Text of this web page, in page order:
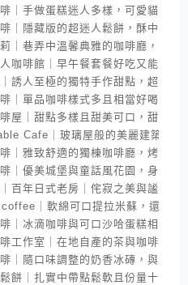
啡｜手做蛋糕迷人多樣，可愛貓貓陪
啡｜隱藏版的超迷人鬆餅，酥中帶軟
莉｜巷弄中溫馨典雅的咖啡廳，陽
人咖啡館｜早午餐套餐好吃又能吃
｜誘人至極的獨特手作甜點，超大
啡｜單品咖啡樣式多且相當好喝，
啡屋｜甜點多樣且甜美可口，甜食
Cafe｜玻璃屋般的美麗建築，
啡｜雅致舒適的獨棟咖啡廳，烤法
啡｜優美城堡與童話風花園，身處如
｜百年日式老房｜侘寂之美與謐靜的
coffee｜軟綿可口提拉米蘇，還有
啡｜冰滴咖啡與可口沙哈蛋糕相遇的
啡工作室｜在地自產的茶與咖啡，
啡｜隨口味調整的奶香冰磚，與可
鬆餅｜扎實中帶點鬆軟且份量十足的